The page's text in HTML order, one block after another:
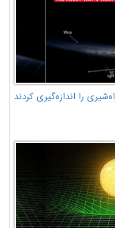
را اندازه‌گیری کردند